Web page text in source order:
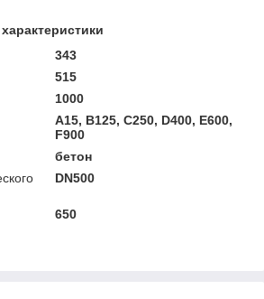
343
515
1000
A15, B125, C250, D400, E600,
F900
бетон
DN500
650